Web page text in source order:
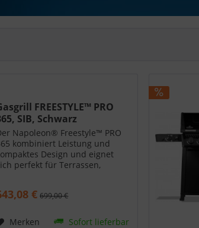
FREESTYLE™ PRO
SIB, Schwarz
Napoleon® Freestyle™ PRO
kombiniert Leistung und
Design und eignet
perfekt für Terrassen,
die Napoleon
€ 699,00 €
Merken Sofort lieferbar